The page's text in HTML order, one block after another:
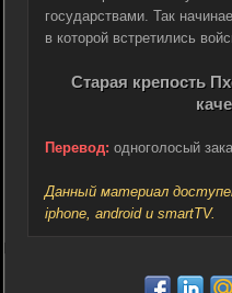
государствами. Так
в которой встретились
Старая крепость
Перевод: одноголосый
Данный материал
iphone, android и smartTV.